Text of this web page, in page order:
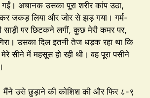
अचानक उसका पूरा शरीर कांप उठा,
जकड़ लिया और जोर से झड़ गया। गर्म-
साड़ी पर छिटकने लगीं, कुछ मेरी कमर पर,
उसका दिल इतनी तेज धड़क रहा था कि
सीने में महसूस हो रही थी। वह पूरा पसीने
मैंने उसे छुड़ाने की कोशिश की और फिर ८-९